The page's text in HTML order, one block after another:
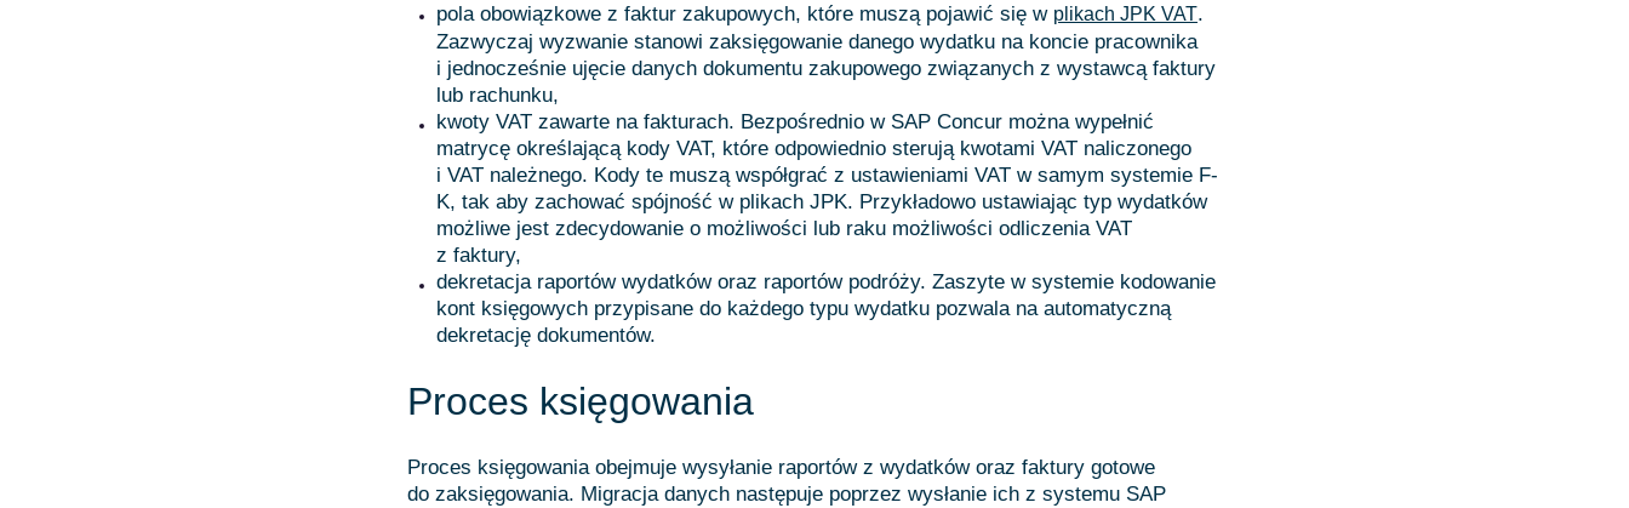
pola obowiązkowe z faktur zakupowych, które muszą pojawić się w plikach JPK VAT.
Zazwyczaj wyzwanie stanowi zaksięgowanie danego wydatku na koncie pracownika
i jednocześnie ujęcie danych dokumentu zakupowego związanych z wystawcą faktury
lub rachunku,
kwoty VAT zawarte na fakturach. Bezpośrednio w SAP Concur można wypełnić
matrycę określającą kody VAT, które odpowiednio sterują kwotami VAT naliczonego
i VAT należnego. Kody te muszą współgrać z ustawieniami VAT w samym systemie F-
K, tak aby zachować spójność w plikach JPK. Przykładowo ustawiając typ wydatków
możliwe jest zdecydowanie o możliwości lub raku możliwości odliczenia VAT
z faktury,
dekretacja raportów wydatków oraz raportów podróży. Zaszyte w systemie kodowanie
kont księgowych przypisane do każdego typu wydatku pozwala na automatyczną
dekretację dokumentów.
Proces księgowania
Proces księgowania obejmuje wysyłanie raportów z wydatków oraz faktury gotowe
do zaksięgowania. Migracja danych następuje poprzez wysłanie ich z systemu SAP